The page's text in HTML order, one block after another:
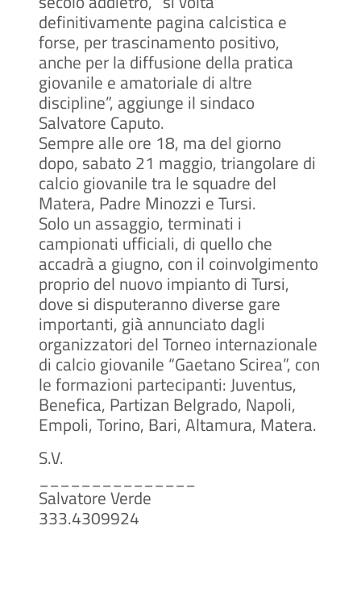
definitivamente pagina calcistica e
forse, per trascinamento positivo,
anche per la diffusione della pratica
giovanile e amatoriale di altre
discipline”, aggiunge il sindaco
Salvatore Caputo.
Sempre alle ore 18, ma del giorno
dopo, sabato 21 maggio, triangolare di
calcio giovanile tra le squadre del
Matera, Padre Minozzi e Tursi.
Solo un assaggio, terminati i
campionati ufficiali, di quello che
accadrà a giugno, con il coinvolgimento
proprio del nuovo impianto di Tursi,
dove si disputeranno diverse gare
importanti, già annunciato dagli
organizzatori del Torneo internazionale
di calcio giovanile “Gaetano Scirea”, con
le formazioni partecipanti: Juventus,
Benefica, Partizan Belgrado, Napoli,
Empoli, Torino, Bari, Altamura, Matera.
S.V.
Salvatore Verde
333.4309924